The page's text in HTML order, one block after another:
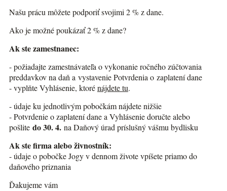
Našu prácu môžete podporiť svojimi 2 % z dane.
Ako je možné poukázať 2 % z dane?
Ak ste zamestnanec:
- požiadajte zamestnávateľa o vykonanie ročného zúčtovania
preddavkov na daň a vystavenie Potvrdenia o zaplatení dane
- vyplňte Vyhlásenie, ktorénájdete tu.
- údaje ku jednotlivým pobočkám nájdete nižšie
- Potvrdenie o zaplatení dane a Vyhlásenie doručte alebo
pošlite do 30. 4. na Daňový úrad príslušný vášmu bydlisku
Ak ste firma alebo živnostník:
- údaje o pobočke Jogy v dennom živote vpíšete priamo do
daňového priznania
Ďakujeme vám